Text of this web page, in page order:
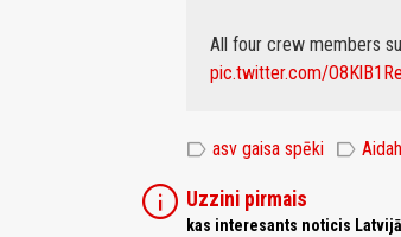
All four crew members
pic.twitter.com/
label asv gaisa spēki label
info Uzzini pirmais
kas interesants noticis